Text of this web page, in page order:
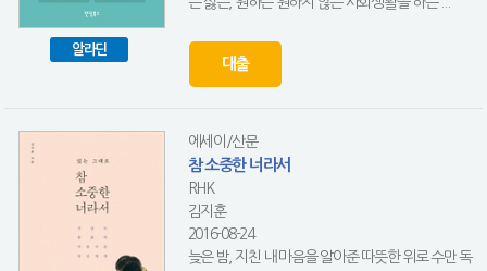
알라딘
대출
에세이/산문
참 소중한 너라서
RHK
김지훈
2016-08-24
늦은 밤, 지친 내 마음을 알아준 따뜻한 위로 수만 독